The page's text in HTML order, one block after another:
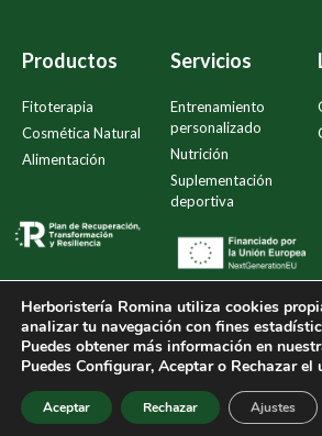
Productos
Fitoterapia
Cosmética Natural
Alimentación
Servicios
Entrenamiento
personalizado
Nutrición
Suplementación
deportiva
Política de compra y devoluciones
Política de Cookies
Aviso legal
Creado porTandem Marketing
Herboristería Romina utiliza cookies
analizar tu navegación con fines
Puedes obtener más información en
Puedes Configurar, Aceptar o Rechazar el
Aceptar Rechazar Ajustes